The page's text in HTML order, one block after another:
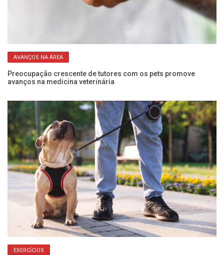
AVANÇOS NA ÁREA
Preocupação crescente de tutores com os pets promove
avanços na medicina veterinária
EXERCÍCIOS